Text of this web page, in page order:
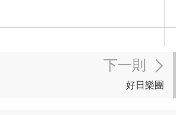
下一則
好日樂團